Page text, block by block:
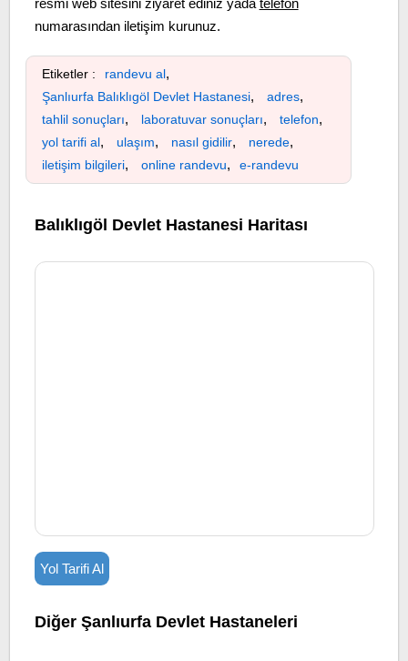
resmi web sitesini ziyaret ediniz yada telefon
numarasından iletişim kurunuz.
Etiketler : randevu al,
Şanlıurfa Balıklıgöl Devlet Hastanesi, adres,
tahlil sonuçları, laboratuvar sonuçları, telefon,
yol tarifi al, ulaşım, nasıl gidilir, nerede,
iletişim bilgileri, online randevu, e-randevu
Balıklıgöl Devlet Hastanesi Haritası
Yol Tarifi Al
Diğer Şanlıurfa Devlet Hastaneleri